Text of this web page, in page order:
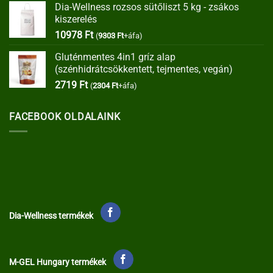
was:
is:
Dia-Wellness rozsos sütőliszt 5 kg - zsákos
kiszerelés
10978 Ft (9303 Ft+áfa)
Gluténmentes 4in1 gríz alap
(szénhidrátcsökkentett, tejmentes, vegán)
2719 Ft (2304 Ft+áfa)
FACEBOOK OLDALAINK
Dia-Wellness termékek
M-GEL Hungary termékek